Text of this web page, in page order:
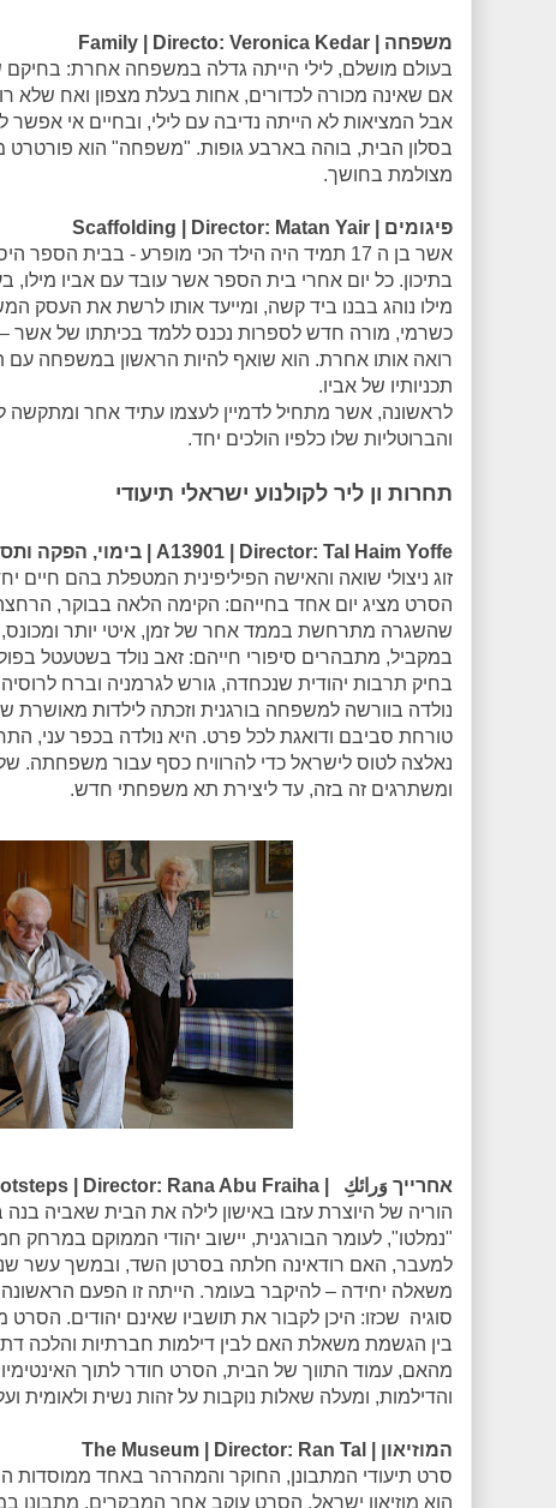
משפחה | Family | Directo: Veronica Kedar
בעולם מושלם, לילי הייתה גדלה במשפחה אחרת: בחיקם
אם שאינה מכורה לכדורים, אחות בעלת מצפון ואח שלא
אבל המציאות לא הייתה נדיבה עם לילי, ובחיים אי אפשר
בסלון הבית, בוהה בארבע גופות. "משפחה" הוא
מצולמת בחושך.
פיגומים | Scaffolding | Director: Matan Yair
אשר בן ה 17 תמיד היה הילד הכי מופרע - בבית
בתיכון. כל יום אחרי בית הספר אשר עובד עם אביו
מילו נוהג בבנו ביד קשה, ומייעד אותו לרשת את העסק
כשרמי, מורה חדש לספרות נכנס ללמד בכיתתו של אשר
רואה אותו אחרת. הוא שואף להיות הראשון במשפחה
תכניותיו של אביו.
לראשונה, אשר מתחיל לדמיין לעצמו עתיד אחר ומתקשה
והברוטליות שלו כלפיו הולכים יחד.
תחרות ון ליר לקולנוע ישראלי תיעודי
A13901 | Director: Tal Haim Yoffe | בימוי, הפקה ותסריט: טל חיים יופה
זוג ניצולי שואה והאישה הפיליפינית המטפלת בהם חיים
הסרט מציג יום אחד בחייהם: הקימה הלאה בבוקר,
שהשגרה מתרחשת בממד אחר של זמן, איטי יותר ומכונס,
במקביל, מתבהרים סיפורי חייהם: זאב נולד בשטעטל
בחיק תרבות יהודית שנכחדה, גורש לגרמניה וברח
נולדה בוורשה למשפחה בורגנית וזכתה לילדות מאושרת
טורחת סביבם ודואגת לכל פרט. היא נולדה בכפר עני,
נאלצה לטוס לישראל כדי להרוויח כסף עבור משפחתה.
ומשתרגים זה בזה, עד ליצירת תא משפחתי חדש.
אחרייך وَرائكِ | In Her Footsteps | Director: Rana Abu Fraiha
הוריה של היוצרת עזבו באישון לילה את הבית שאביה
"נמלטו", לעומר הבורגנית, יישוב יהודי הממוקם במרחק
למעבר, האם רודאינה חלתה בסרטן השד, ובמשך עשר
משאלה יחידה – להיקבר בעומר. הייתה זו הפעם
סוגיה שכזו: היכן לקבור את תושביו שאינם יהודים.
בין הגשמת משאלת האם לבין דילמות חברתיות והלכה
מהאם, עמוד התווך של הבית, הסרט חודר לתוך
והדילמות, ומעלה שאלות נוקבות על זהות נשית ולאומית
המוזיאון | The Museum | Director: Ran Tal
סרט תיעודי המתבונן, החוקר והמהרהר באחד ממוסדות
הוא מוזיאון ישראל. הסרט עוקב אחר המבקרים, מתבונן